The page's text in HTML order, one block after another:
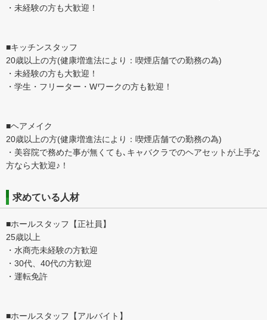
・未経験の方も大歓迎！
■キッチンスタッフ
20歳以上の方(健康増進法により：喫煙店舗での勤務の為)
・未経験の方も大歓迎！
・学生・フリーター・Wワークの方も歓迎！
■ヘアメイク
20歳以上の方(健康増進法により：喫煙店舗での勤務の為)
・美容院で務めた事が無くても､キャバクラでのヘアセットが上手な
方なら大歓迎♪！
求めている人材
■ホールスタッフ【正社員】
25歳以上
・水商売未経験の方歓迎
・30代、40代の方歓迎
・運転免許
■ホールスタッフ【アルバイト】